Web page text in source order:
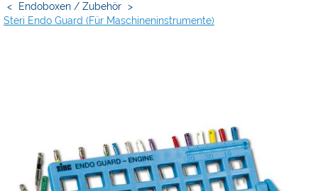
< Endoboxen / Zubehör >
Steri Endo Guard (für Maschineninstrumente)